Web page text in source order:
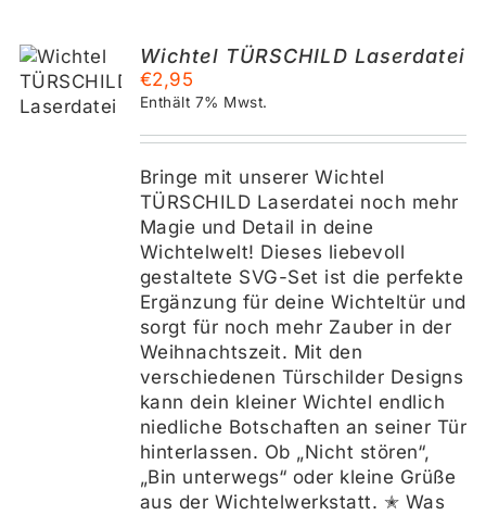
Wichtel TÜRSCHILD Laserdatei
€2,95
Enthält 7% Mwst.
Bringe mit unserer Wichtel
TÜRSCHILD Laserdatei noch mehr
Magie und Detail in deine
Wichtelwelt! Dieses liebevoll
gestaltete SVG-Set ist die perfekte
Ergänzung für deine Wichteltür und
sorgt für noch mehr Zauber in der
Weihnachtszeit. Mit den
verschiedenen Türschilder Designs
kann dein kleiner Wichtel endlich
niedliche Botschaften an seiner Tür
hinterlassen. Ob „Nicht stören“,
„Bin unterwegs“ oder kleine Grüße
aus der Wichtelwerkstatt. ✭ Was